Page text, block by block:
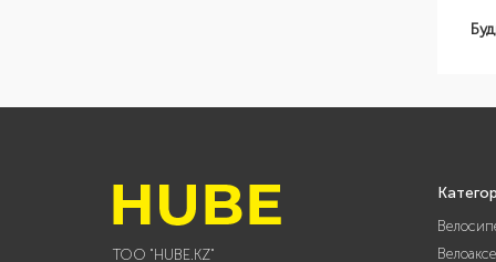
ТОО "HUBE.KZ"